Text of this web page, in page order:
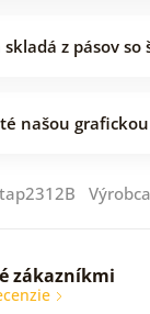
skladá z pásov so
našou
zákazníkmi